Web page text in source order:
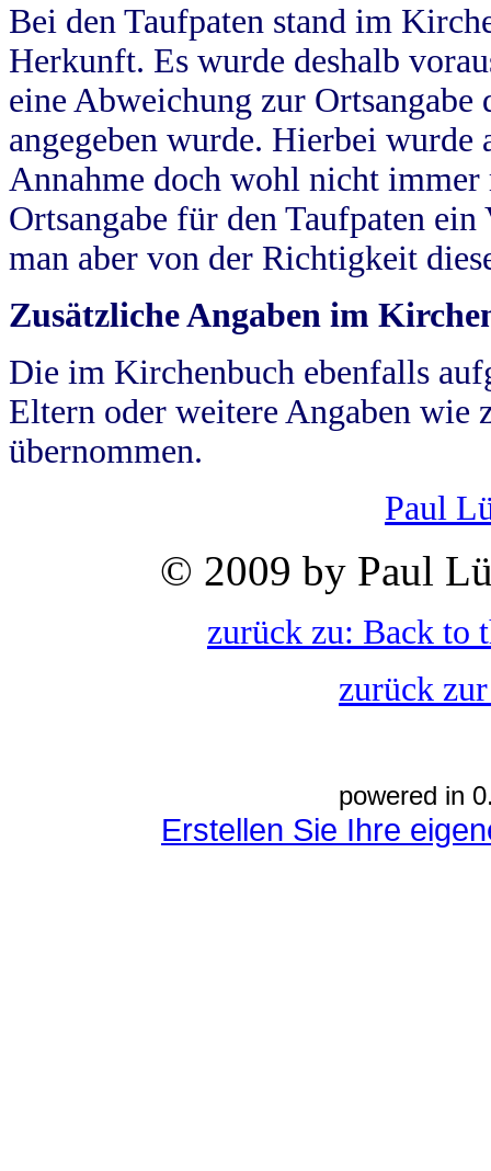
Bei den Taufpaten stand im
Herkunft. Es wurde deshalb
eine Abweichung zur
angegeben wurde. Hierbei wurde
Annahme doch wohl nicht
Ortsangabe für den Taufpaten
man aber von der Richtigkeit
Zusätzliche Angaben im
Die im Kirchenbuch ebenfalls
Eltern oder weitere Angaben wie
übernommen.
Paul
© 2009 by Paul
zurück zu: Back to
zurück
powered in
Erstellen Sie Ihre